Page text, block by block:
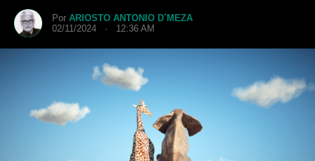
Por ARIOSTO ANTONIO D´MEZA
02/11/2024 · 12:36 AM